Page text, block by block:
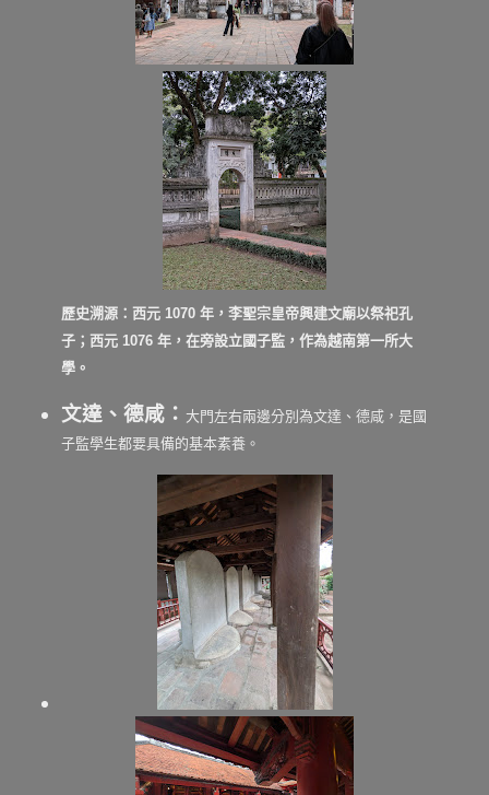
歷史溯源 ：西元 1070 年 ，李聖宗皇帝興建文廟以祭祀孔
子；西元 1076 年 ，在旁設立國子監，作為越南第一所大
學。
文達、德咸： 大門左右兩邊分別為文達、德咸，是國
子監學生都要具備的基本素養。